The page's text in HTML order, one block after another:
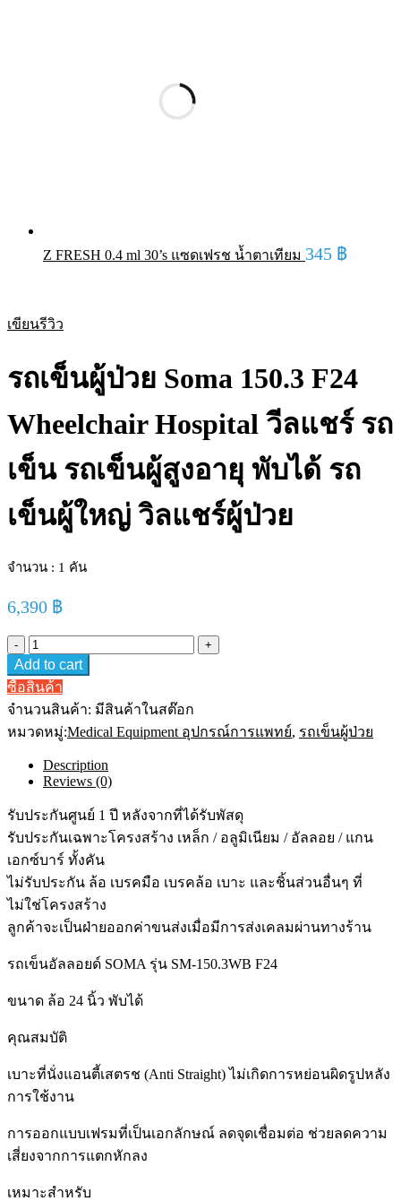
Z FRESH 0.4 ml 30’s แซดเฟรช น้ำตาเทียม 345 ฿
เขียนรีวิว
รถเข็นผู้ป่วย Soma 150.3 F24
Wheelchair Hospital วีลแชร์ รถ
เข็น รถเข็นผู้สูงอายุ พับได้ รถ
เข็นผู้ใหญ่ วิลแชร์ผู้ป่วย
จำนวน : 1 คัน
6,390 ฿
Add to cart
ซื้อสินค้า
จำนวนสินค้า: มีสินค้าในสต๊อก
หมวดหมู่:Medical Equipment อุปกรณ์การแพทย์, รถเข็นผู้ป่วย
Description
Reviews (0)
รับประกันศูนย์ 1 ปี หลังจากที่ได้รับพัสดุ
รับประกันเฉพาะโครงสร้าง เหล็ก / อลูมิเนียม / อัลลอย / แกน
เอกซ์บาร์ ทั้งคัน
ไม่รับประกัน ล้อ เบรคมือ เบรคล้อ เบาะ และชิ้นส่วนอื่นๆ ที่
ไม่ใช่โครงสร้าง
ลูกค้าจะเป็นฝ่ายออกค่าขนส่งเมื่อมีการส่งเคลมผ่านทางร้าน
รถเข็นอัลลอยด์ SOMA รุ่น SM-150.3WB F24
ขนาด ล้อ 24 นิ้ว พับได้
คุณสมบัติ
เบาะที่นั่งแอนตี้เสตรช (Anti Straight) ไม่เกิดการหย่อนผิดรูปหลัง
การใช้งาน
การออกแบบเฟรมที่เป็นเอกลักษณ์ ลดจุดเชื่อมต่อ ช่วยลดความ
เสี่ยงจากการแตกหักลง
เหมาะสำหรับ